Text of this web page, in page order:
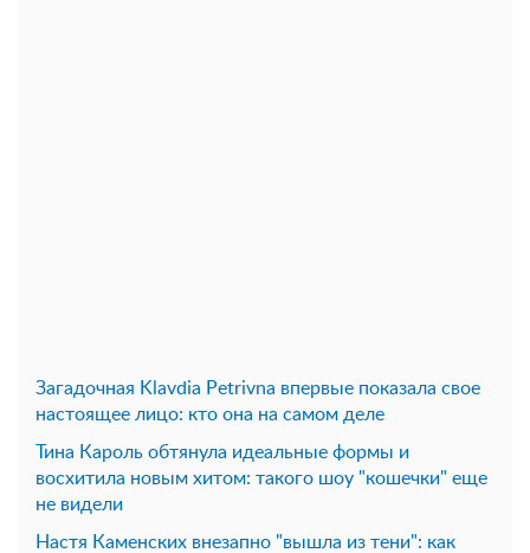
Загадочная Klavdia Petrivna впервые показала свое
настоящее лицо: кто она на самом деле
Тина Кароль обтянула идеальные формы и
восхитила новым хитом: такого шоу "кошечки" еще
не видели
Настя Каменских внезапно "вышла из тени": как